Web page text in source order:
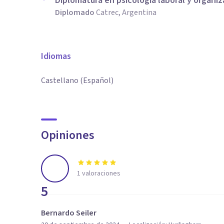
DiplomadoCatrec, Argentina
Idiomas
Castellano (Español)
Opiniones
5
1 valoraciones
Bernardo Seiler